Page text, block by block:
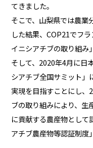
てきました。
そこで、山梨県では農業
した結果、COP21でフ
イニシアチブの取り組み
そして、2020年4月に日
シアチブ全国サミット」
実現を目指すことにし
ブの取り組みにより、生
に貢献する農産物として
アチブ農産物等認証制度